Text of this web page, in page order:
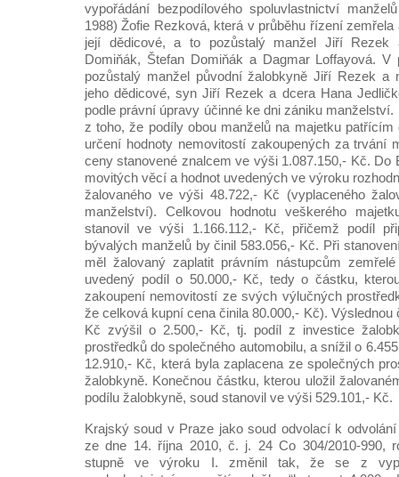
vypořádání bezpodílového spoluvlastnictví
1988) Žofie Rezková, která v průběhu řízení
její dědicové, a to pozůstalý manžel Jiří Rezek
Domiňák, Štefan Domiňák a Dagmar Loffayová.
pozůstalý manžel původní žalobkyně Jiří Rezek a
jeho dědicové, syn Jiří Rezek a dcera Hana
podle právní úpravy účinné ke dni zániku
z toho, že podíly obou manželů na majetku
určení hodnoty nemovitostí zakoupených za trvání
ceny stanovené znalcem ve výši 1.087.150,- Kč. Do
movitých věcí a hodnot uvedených ve výroku
žalovaného ve výši 48.722,- Kč (vyplaceného
manželství). Celkovou hodnotu veškerého
stanovil ve výši 1.166.112,- Kč, přičemž podíl
bývalých manželů by činil 583.056,- Kč. Při
měl žalovaný zaplatit právním nástupcům
uvedený podíl o 50.000,- Kč, tedy o částku,
zakoupení nemovitostí ze svých výlučných
že celková kupní cena činila 80.000,- Kč).
Kč zvýšil o 2.500,- Kč, tj. podíl z investice
prostředků do společného automobilu, a snížil o
12.910,- Kč, která byla zaplacena ze společných
žalobkyně. Konečnou částku, kterou uložil
podílu žalobkyně, soud stanovil ve výši 529.101,- Kč.
Krajský soud v Praze jako soud odvolací k
ze dne 14. října 2010, č. j. 24 Co 304/2010-990,
stupně ve výroku I. změnil tak, že se z